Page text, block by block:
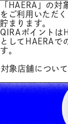
「HAERA」の対
をご利用いただ
貯まります。
QIRAポイントは
としてHAERAで
す。
対象店舗につい